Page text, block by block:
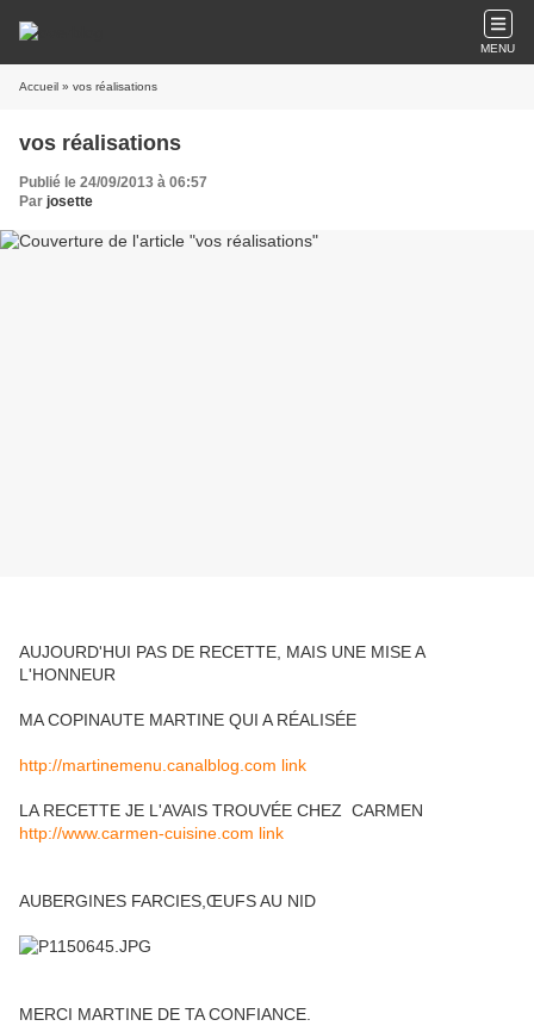
MENU
Accueil » vos réalisations
vos réalisations
Publié le 24/09/2013 à 06:57
Par josette
AUJOURD'HUI PAS DE RECETTE, MAIS UNE MISE A
L'HONNEUR
MA COPINAUTE MARTINE QUI A RÉALISÉE
http://martinemenu.canalblog.com link
LA RECETTE JE L'AVAIS TROUVÉE CHEZ CARMEN
http://www.carmen-cuisine.com link
AUBERGINES FARCIES,ŒUFS AU NID
MERCI MARTINE DE TA CONFIANCE.